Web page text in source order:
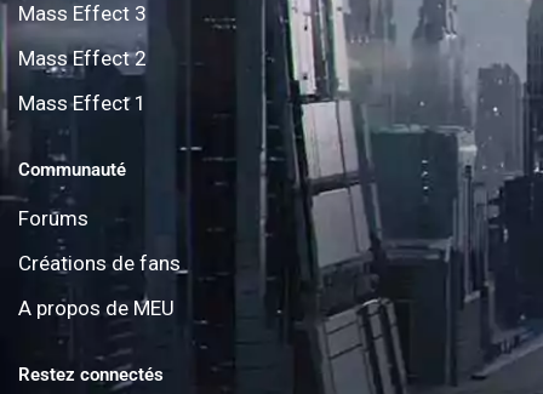
Mass Effect 3
Mass Effect 2
Mass Effect 1
Communauté
Forums
Créations de fans
A propos de MEU
Restez connectés